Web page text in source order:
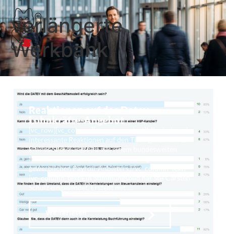
verlängerte
Werkbank
Reaktionen auf das Datev
Lohnkräfte-Angebot
[vc_row][vc_column][vc_column_text]Mir sind zwei
interessante Reaktionen auf den Tisch geflattert: Ein
kleines Stimmungsbild aus einem bundesweiten
Kanzleiverbund und eine Einschätzung eines
gewerblichen Payroll-Anbieters.[/vc_column_text]
[vc_column_text]Ein Stimmungsbild hat StB Carsten
Schulz eingesendet. Erstellt mit …
Weiterlesen